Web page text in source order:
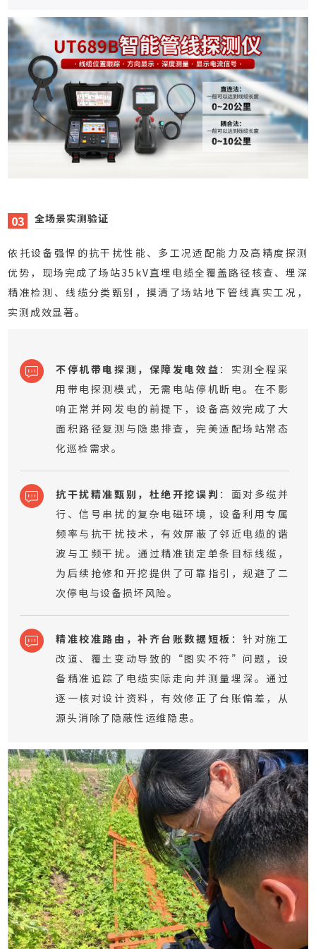
03 全场景实测验证
依托设备强悍的抗干扰性能、多工况适配能力及高精度探测
优势，现场完成了场站35kV直埋电缆全覆盖路径核查、埋深
精准检测、线缆分类甄别，摸清了场站地下管线真实工况，
实测成效显著。
不停机带电探测，保障发电效益 ： 实测全程采
用带电探测模式，无需电站停机断电。在不影
响正常并网发电的前提下，设备高效完成了大
面积路径复测与隐患排查，完美适配场站常态
化巡检需求。
抗干扰精准甄别，杜绝开挖误判 ： 面对多缆并
行、信号串扰的复杂电磁环境，设备利用专属
频率与抗干扰技术，有效屏蔽了邻近电缆的谐
波与工频干扰。通过精准锁定单条目标线缆，
为后续抢修和开挖提供了可靠指引，规避了二
次停电与设备损坏风险。
精准校准路由，补齐台账数据短板 ：针对施工
改道、覆土变动导致的“图实不符”问题，设
备精准追踪了电缆实际走向并测量埋深。通过
逐一核对设计资料，有效修正了台账偏差，从
源头消除了隐蔽性运维隐患。